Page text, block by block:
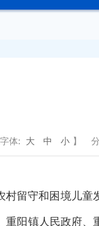
字体: 大 中 小 】
留守和困境儿童
阳镇人民政府、